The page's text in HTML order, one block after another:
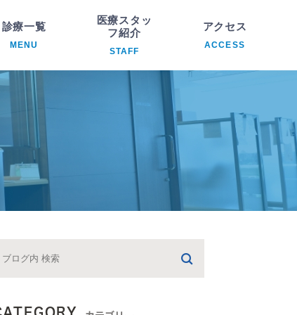
診療一覧
MENU
内科
リテーション科
医療スタッ
フ紹介
STAFF
医療スタッフ紹介
アクセス
ACCESS